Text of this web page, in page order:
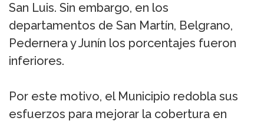
San Luis. Sin embargo, en los
departamentos de San Martín, Belgrano,
Pedernera y Junín los porcentajes fueron
inferiores.
Por este motivo, el Municipio redobla sus
esfuerzos para mejorar la cobertura en